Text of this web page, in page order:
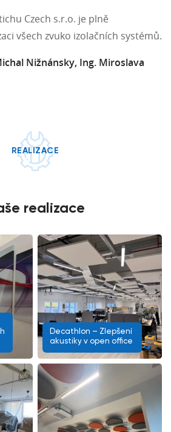
Czech s.r.o. je plně
všech zvuko izolačních systémů.
Nižnánsky, Ing. Miroslava
REALIZACE
realizace
Decathlon – Zlepšení
akustiky v open office